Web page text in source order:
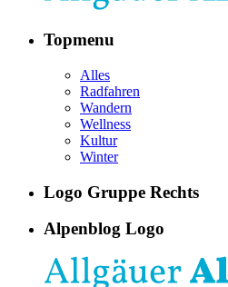
Topmenu
Alles
Radfahren
Wandern
Wellness
Kultur
Winter
Logo Gruppe Rechts
Alpenblog Logo